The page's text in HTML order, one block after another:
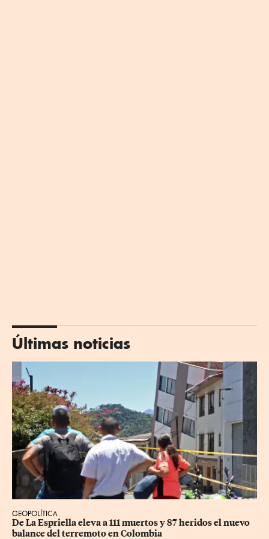
Últimas noticias
GEOPOLÍTICA
De La Espriella eleva a 111 muertos y 87 heridos el nuevo
balance del terremoto en Colombia